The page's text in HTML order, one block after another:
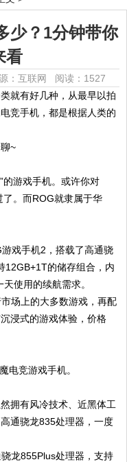
少？1分钟带你
看
：互联网 阅读：1527
就有好几种，从最早以拍
竞手机，都是根据人类的
~
的游戏手机。或许你对
。而ROG就隶属于华
戏手机2，搭载了高通骁
12GB+1T的储存组合，内
使用的续航需求。
场上的大多数游戏，再配
浸式的游戏体验，价格
电竞游戏手机。
拥有风冷技术、近黑体工
通骁龙835处理器，一度
龙855Plus处理器，支持